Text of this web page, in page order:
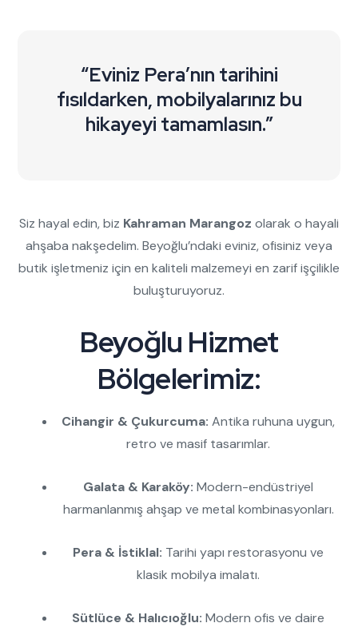
“Eviniz Pera’nın tarihini
fısıldarken, mobilyalarınız bu
hikayeyi tamamlasın.”
Siz hayal edin, biz Kahraman Marangoz olarak o hayali
ahşaba nakşedelim. Beyoğlu’ndaki eviniz, ofisiniz veya
butik işletmeniz için en kaliteli malzemeyi en zarif işçilikle
buluşturuyoruz.
Beyoğlu Hizmet
Bölgelerimiz:
Cihangir & Çukurcuma: Antika ruhuna uygun,
retro ve masif tasarımlar.
Galata & Karaköy: Modern-endüstriyel
harmanlanmış ahşap ve metal kombinasyonları.
Pera & İstiklal: Tarihi yapı restorasyonu ve
klasik mobilya imalatı.
Sütlüce & Halıcıoğlu: Modern ofis ve daire